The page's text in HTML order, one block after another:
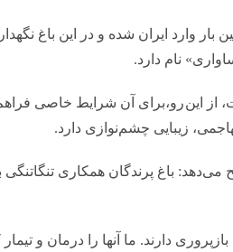
بار وارد ایران شده و در این باغ
نام دارد.
زیبایی چشم‌نوازی دارد.
می‌دهد: باغ پرندگان همکاری تنگاتنگی
دارند. ما آنها را درمان و